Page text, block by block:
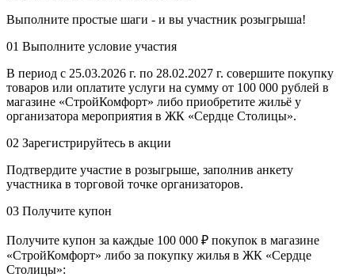
Выполните простые шаги - и вы участник розыгрыша!
01 Выполните условие участия
В период с 25.03.2026 г. по 28.02.2027 г. совершите покупку
товаров или оплатите услуги на сумму от 100 000 рублей в
магазине «СтройКомфорт» либо приобретите жильё у
организатора мероприятия в ЖК «Сердце Столицы».
02 Зарегистрируйтесь в акции
Подтвердите участие в розыгрыше, заполнив анкету
участника в торговой точке организаторов.
03 Получите купон
Получите купон за каждые 100 000 ₽ покупок в магазине
«СтройКомфорт» либо за покупку жилья в ЖК «Сердце
Столицы»: